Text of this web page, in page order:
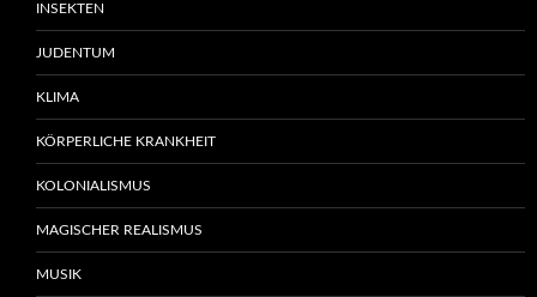
INSEKTEN
JUDENTUM
KLIMA
KÖRPERLICHE KRANKHEIT
KOLONIALISMUS
MAGISCHER REALISMUS
MUSIK